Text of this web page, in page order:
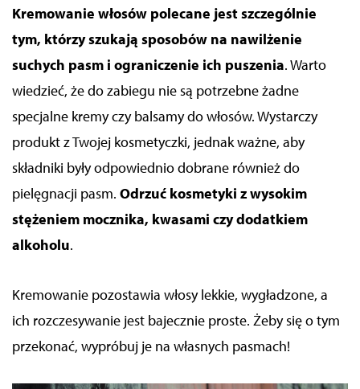
Kremowanie włosów polecane jest szczególnie
tym, którzy szukają sposobów na nawilżenie
suchych pasm i ograniczenie ich puszenia. Warto
wiedzieć, że do zabiegu nie są potrzebne żadne
specjalne kremy czy balsamy do włosów. Wystarczy
produkt z Twojej kosmetyczki, jednak ważne, aby
składniki były odpowiednio dobrane również do
pielęgnacji pasm. Odrzuć kosmetyki z wysokim
stężeniem mocznika, kwasami czy dodatkiem
alkoholu.
Kremowanie pozostawia włosy lekkie, wygładzone, a
ich rozczesywanie jest bajecznie proste. Żeby się o tym
przekonać, wypróbuj je na własnych pasmach!